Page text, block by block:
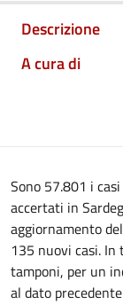
Descrizione
A cura di
Sono 57.801 i
accertati in
aggiornamento
135 nuovi casi.
tamponi, per un
al dato